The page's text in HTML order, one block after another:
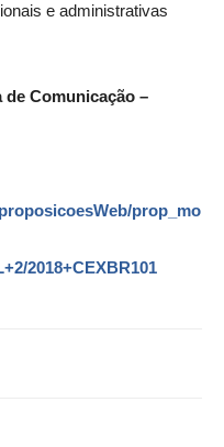
e administrativas
Comunicação –
prop_mo
2018+CEXBR101